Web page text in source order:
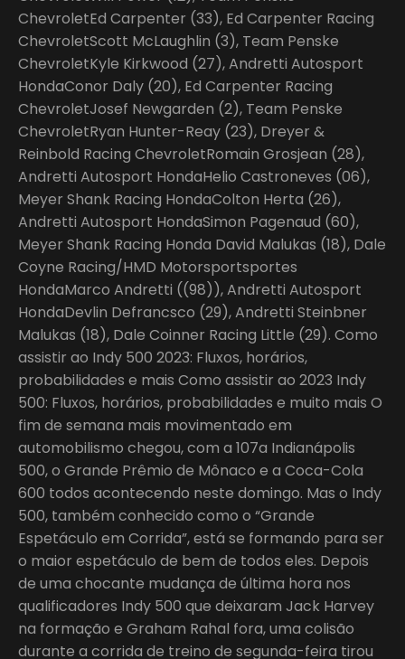
ChevroletEd Carpenter (33), Ed Carpenter Racing
ChevroletScott McLaughlin (3), Team Penske
ChevroletKyle Kirkwood (27), Andretti Autosport
HondaConor Daly (20), Ed Carpenter Racing
ChevroletJosef Newgarden (2), Team Penske
ChevroletRyan Hunter-Reay (23), Dreyer &
Reinbold Racing ChevroletRomain Grosjean (28),
Andretti Autosport HondaHelio Castroneves (06),
Meyer Shank Racing HondaColton Herta (26),
Andretti Autosport HondaSimon Pagenaud (60),
Meyer Shank Racing Honda David Malukas (18), Dale
Coyne Racing/HMD Motorsportsportes
HondaMarco Andretti ((98)), Andretti Autosport
HondaDevlin Defrancsco (29), Andretti Steinbner
Malukas (18), Dale Coinner Racing Little (29). Como
assistir ao Indy 500 2023: Fluxos, horários,
probabilidades e mais Como assistir ao 2023 Indy
500: Fluxos, horários, probabilidades e muito mais O
fim de semana mais movimentado em
automobilismo chegou, com a 107a Indianápolis
500, o Grande Prêmio de Mônaco e a Coca-Cola
600 todos acontecendo neste domingo. Mas o Indy
500, também conhecido como o “Grande
Espetáculo em Corrida”, está se formando para ser
o maior espetáculo de bem de todos eles. Depois
de uma chocante mudança de última hora nos
qualificadores Indy 500 que deixaram Jack Harvey
na formação e Graham Rahal fora, uma colisão
durante a corrida de treino de segunda-feira tirou